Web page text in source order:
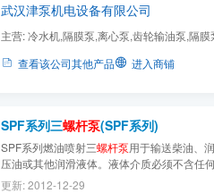
武汉津泵机电设备有限公司
主营:冷水机,隔膜泵,离心泵,齿轮输油泵,隔
查看该公司其他产品 进入商铺
SPF系列三螺杆泵(SPF系列)
SPF系列燃油喷射三螺杆泵用于输送柴油、
压油或其他润滑液体。液体介质必须不含任
化学腐蚀物质。适用温度≤120℃、粘度3-
更新: 2012-12-29